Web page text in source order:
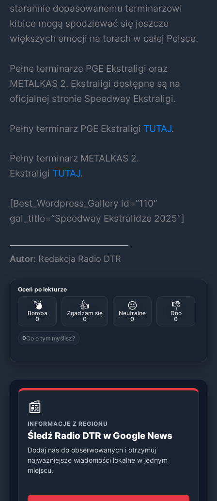
starannie dopasowanemu terminarzowi
kibice mogą spodziewać się jeszcze
większych emocji na torach w całej Polsce.
Pełne terminarze PGE Ekstraligi oraz
METALKAS 2. Ekstraligi dostępne są na
oficjalnej stronie Speedway Ekstraligi.
Pełny terminarz PGE Ekstraligi TUTAJ.
Pełny terminarz METALKAS 2.
Ekstraligi TUTAJ.
[Best_Wordpress_Gallery id=”110″
gal_title=”Speedway Ekstralidze 2025″]
Autor: Redakcja Radio DTR
Oceń po lekturze
💣
Bomba
0
👍
Zgadzam się
0
😐
Neutralne
0
👎
Dno
0
0Co o tym myślisz?
📰
INFORMACJE Z REGIONU
Śledź Radio DTR w Google News
Dodaj nas do obserwowanych i otrzymuj
najważniejsze wiadomości lokalne w jednym
miejscu.